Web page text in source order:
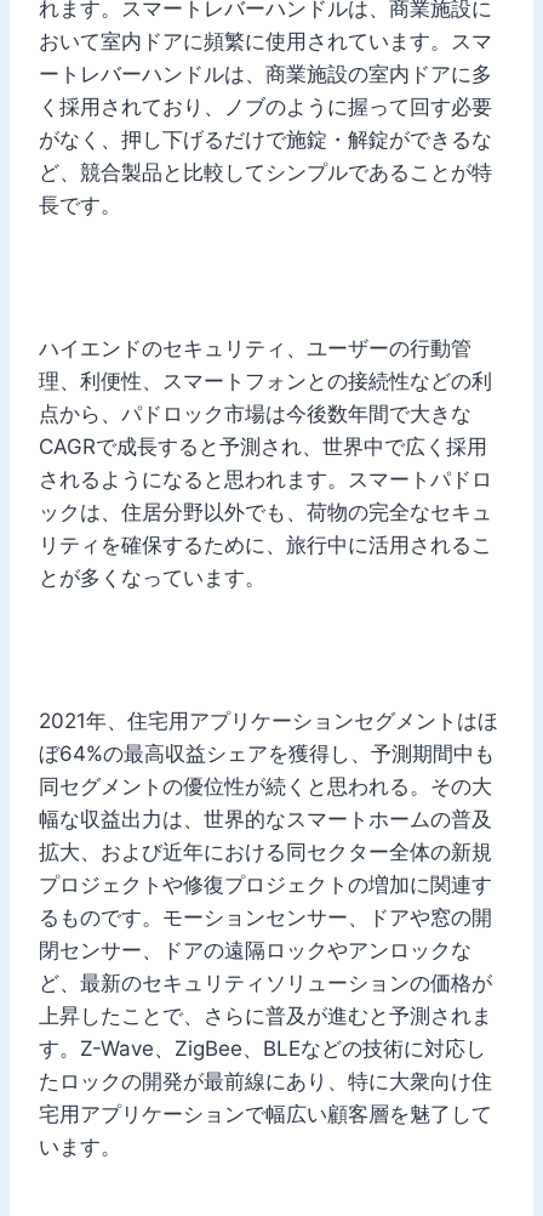
れます。スマートレバーハンドルは、商業施設に
おいて室内ドアに頻繁に使用されています。スマ
ートレバーハンドルは、商業施設の室内ドアに多
く採用されており、ノブのように握って回す必要
がなく、押し下げるだけで施錠・解錠ができるな
ど、競合製品と比較してシンプルであることが特
長です。
ハイエンドのセキュリティ、ユーザーの行動管
理、利便性、スマートフォンとの接続性などの利
点から、パドロック市場は今後数年間で大きな
CAGRで成長すると予測され、世界中で広く採用
されるようになると思われます。スマートパドロ
ックは、住居分野以外でも、荷物の完全なセキュ
リティを確保するために、旅行中に活用されるこ
とが多くなっています。
2021年、住宅用アプリケーションセグメントはほ
ぼ64%の最高収益シェアを獲得し、予測期間中も
同セグメントの優位性が続くと思われる。その大
幅な収益出力は、世界的なスマートホームの普及
拡大、および近年における同セクター全体の新規
プロジェクトや修復プロジェクトの増加に関連す
るものです。モーションセンサー、ドアや窓の開
閉センサー、ドアの遠隔ロックやアンロックな
ど、最新のセキュリティソリューションの価格が
上昇したことで、さらに普及が進むと予測されま
す。Z-Wave、ZigBee、BLEなどの技術に対応し
たロックの開発が最前線にあり、特に大衆向け住
宅用アプリケーションで幅広い顧客層を魅了して
います。